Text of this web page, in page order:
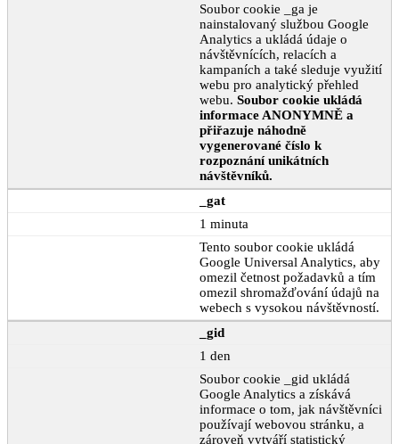
Soubor cookie _ga je
nainstalovaný službou Google
Analytics a ukládá údaje o
návštěvnících, relacích a
kampaních a také sleduje využití
webu pro analytický přehled
webu. Soubor cookie ukládá
informace ANONYMNĚ a
přiřazuje náhodně
vygenerované číslo k
rozpoznání unikátních
návštěvníků.
_gat
1 minuta
Tento soubor cookie ukládá
Google Universal Analytics, aby
omezil četnost požadavků a tím
omezil shromažďování údajů na
webech s vysokou návštěvností.
_gid
1 den
Soubor cookie _gid ukládá
Google Analytics a získává
informace o tom, jak návštěvníci
používají webovou stránku, a
zároveň vytváří statistický